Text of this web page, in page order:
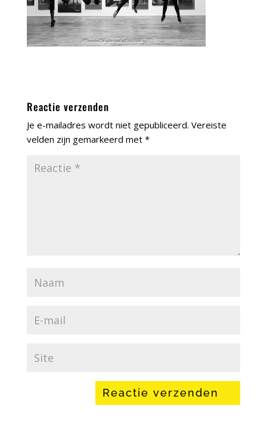
Reactie verzenden
Je e-mailadres wordt niet gepubliceerd. Vereiste
velden zijn gemarkeerd met *